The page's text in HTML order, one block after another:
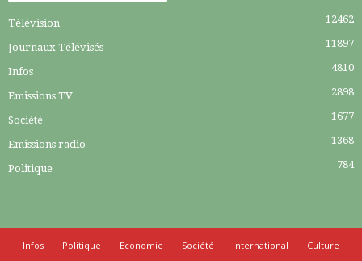
Télévision 12462
Journaux Télévisés 11897
Infos 4810
Emissions TV 2898
Société 1677
Emissions radio 1368
Politique 784
Infos Politique Economie Société International
Culture